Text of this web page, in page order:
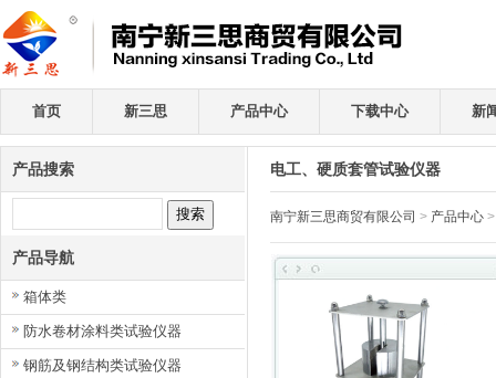
首页 新三思 产品中心 下载中心 新
产品搜索
产品导航
箱体类
防水卷材涂料类试验仪器
钢筋及钢结构类试验仪器
电工、硬质套管试验仪器
南宁新三思商贸有限公司 > 产品中心